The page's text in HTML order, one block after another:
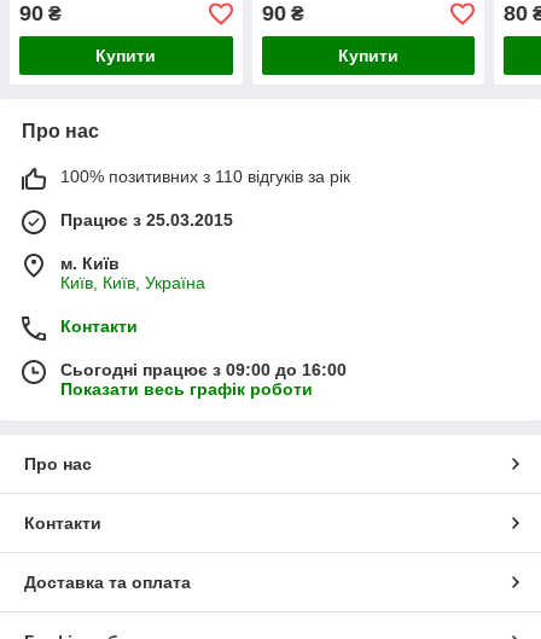
90 ₴
Купити
90₴
Купити
80
Про нас
100% позитивних з 110 відгуків за рік
Працює з 25.03.2015
м. Київ
Київ, Київ, Україна
Контакти
Сьогодні працює з 09:00 до 16:00
Показати весь графік роботи
Про нас
Контакти
Доставка та оплата